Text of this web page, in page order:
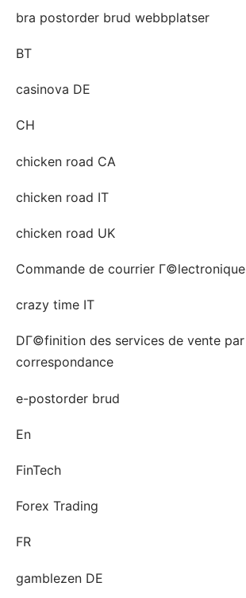
bra postorder brud webbplatser
BT
casinova DE
CH
chicken road CA
chicken road IT
chicken road UK
Commande de courrier Г©lectronique
crazy time IT
DГ©finition des services de vente par
correspondance
e-postorder brud
En
FinTech
Forex Trading
FR
gamblezen DE